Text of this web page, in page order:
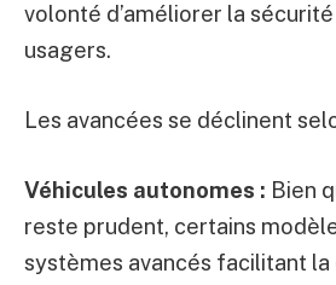
volonté d’améliorer la
usagers.
Les avancées se déclinent
Véhicules autonomes : Bien
reste prudent, certains
systèmes avancés facilitant la